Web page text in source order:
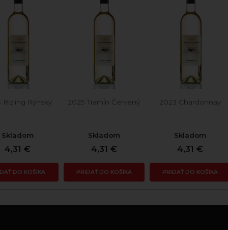
Rizling Rýnsky
Skladom
4,31 €
DO KOŠÍKA
2025 Tramín Červený
Skladom
4,31 €
PRIDAŤ DO KOŠÍKA
2023 Chardonnay
Skladom
4,31 €
PRIDAŤ DO KOŠÍKA